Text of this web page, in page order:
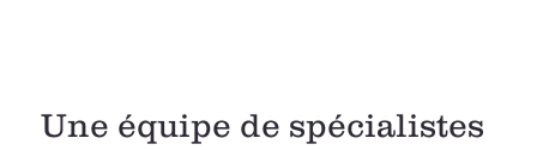
Une équipe de spécialistes